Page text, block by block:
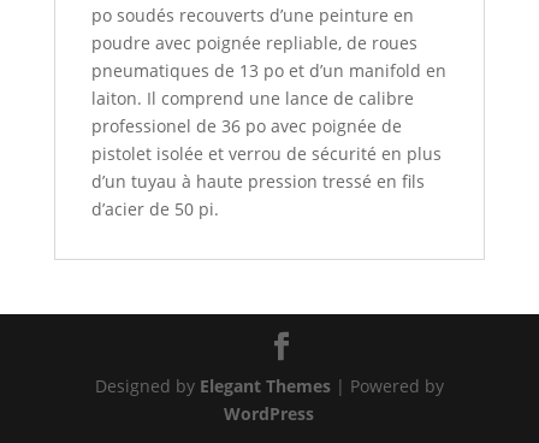
po soudés recouverts d’une peinture en
poudre avec poignée repliable, de roues
pneumatiques de 13 po et d’un manifold en
laiton. Il comprend une lance de calibre
professionel de 36 po avec poignée de
pistolet isolée et verrou de sécurité en plus
d’un tuyau à haute pression tressé en fils
d’acier de 50 pi.
Designed by Elegant Themes| Powered by
WordPress